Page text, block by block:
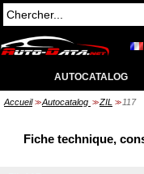
AUTOCATALOG
Accueil >> Autocatalog >> ZIL >> 117
Fiche technique,